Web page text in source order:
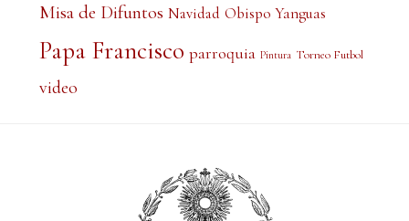
Misa de Difuntos Navidad Obispo Yanguas
Papa Francisco parroquia Pintura Torneo Futbol
video